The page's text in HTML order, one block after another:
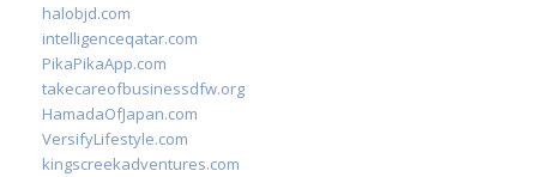
halobjd.com
intelligenceqatar.com
PikaPikaApp.com
takecareofbusinessdfw.org
HamadaOfJapan.com
VersifyLifestyle.com
kingscreekadventures.com